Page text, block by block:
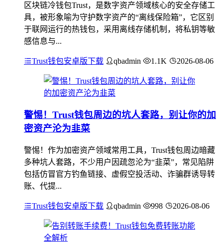
区块链冷钱包Trust，是数字资产领域核心的安全存储工
具，被形象喻为守护数字资产的“离线保险箱”，它区别
于联网运行的热钱包，采用离线存储机制，将私钥等敏
感信息与...
Trust钱包安卓版下载 qbadmin 1.1K 2026-08-06
警惕！Trust钱包周边的坑人套路，别让你的加
密资产沦为韭菜
警惕！作为加密资产领域常用工具，Trust钱包周边暗藏
多种坑人套路，不少用户因疏忽沦为“韭菜”，常见陷阱
包括仿冒官方钓鱼链接、虚假空投活动、诈骗群诱导转
账、代提...
Trust钱包安卓版下载 qbadmin 998 2026-08-06